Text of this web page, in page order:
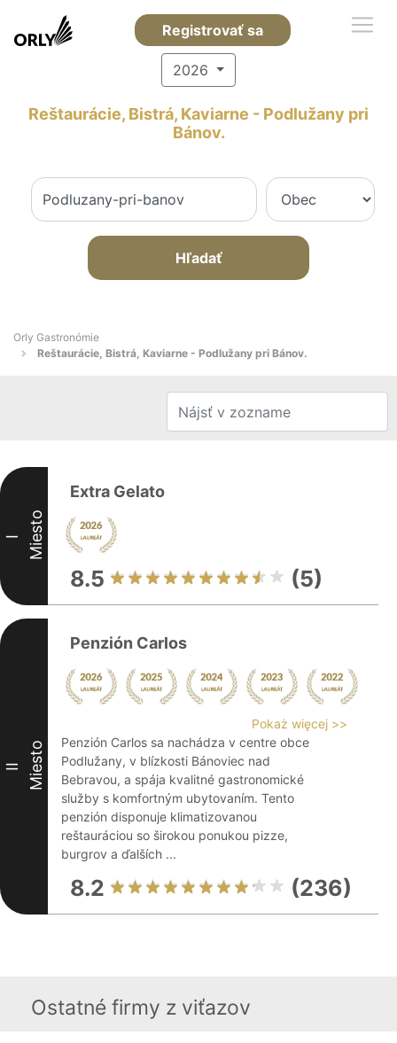
Registrovať sa
2026
Reštaurácie, Bistrá, Kaviarne - Podlužany pri
Bánov.
Hľadať
Orly Gastronómie
Reštaurácie, Bistrá, Kaviarne - Podlužany pri Bánov.
I Miesto
Extra Gelato
8.5 (5)
II Miesto
Penzión Carlos
Pokaż więcej >>
Penzión Carlos sa nachádza v centre obce
Podlužany, v blízkosti Bánoviec nad
Bebravou, a spája kvalitné gastronomické
služby s komfortným ubytovaním. Tento
penzión disponuje klimatizovanou
reštauráciou so širokou ponukou pizze,
burgrov a ďalších ...
8.2 (236)
Ostatné firmy z viťazov